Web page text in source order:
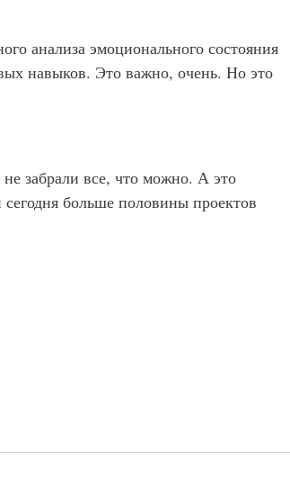
анализа эмоционального состояния
навыков. Это важно, очень. Но это
забрали все, что можно. А это
больше половины проектов